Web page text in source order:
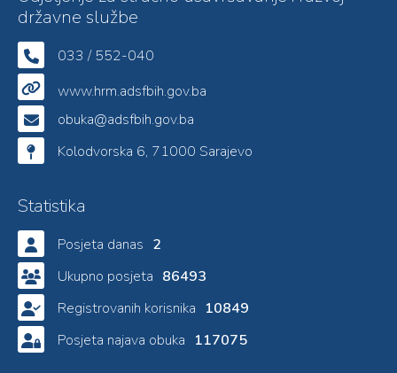
državne službe
033 / 552-040
www.hrm.adsfbih.gov.ba
obuka@adsfbih.gov.ba
Kolodvorska 6, 71000 Sarajevo
Statistika
Posjeta danas 2
Ukupno posjeta 86493
Registrovanih korisnika 10849
Posjeta najava obuka 117075